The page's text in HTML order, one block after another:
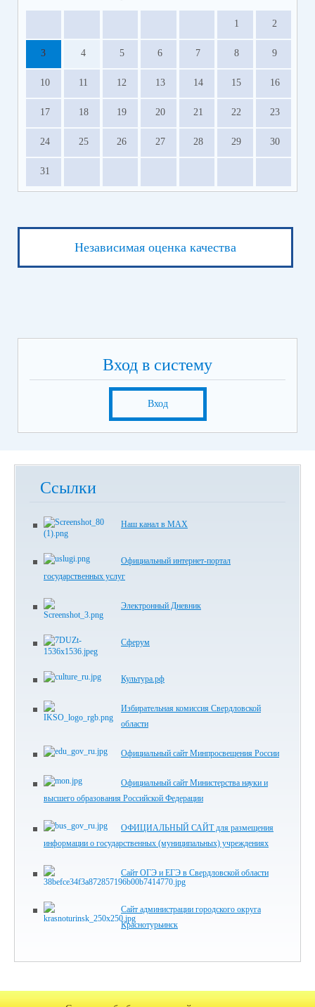
1 2
3 4 5 6 7 8 9
10 11 12 13 14 15 16
17 18 19 20 21 22 23
24 25 26 27 28 29 30
31
Независимая оценка качества
Вход в систему
Вход
Ссылки
Наш канал в МАХ
Официальный интернет-портал
государственных услуг
Электронный Дневник
Сферум
Культура.рф
Избирательная комиссия Свердловской
области
Официальный сайт Минпросвещения России
Официальный сайт Министерства науки и
высшего образования Российской Федерации
ОФИЦИАЛЬНЫЙ САЙТ для размещения
информации о государственных (муниципальных) учреждениях
Сайт ОГЭ и ЕГЭ в Свердловской области
Сайт администрации городского округа
Краснотурьинск